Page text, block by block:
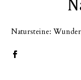
Natursteine: